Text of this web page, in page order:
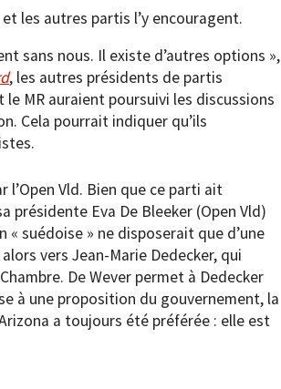
les autres partis l’y encouragent.
sans nous. Il existe d’autres options »,
, les autres présidents de partis
le MR auraient poursuivi les discussions
Cela pourrait indiquer qu’ils
Vld. Bien que ce parti ait
Eva De Bleeker (Open Vld)
suédoise » ne disposerait que d’une
vers Jean-Marie Dedecker, qui
De Wever permet à Dedecker
à une proposition du gouvernement, la
a toujours été préférée : elle est